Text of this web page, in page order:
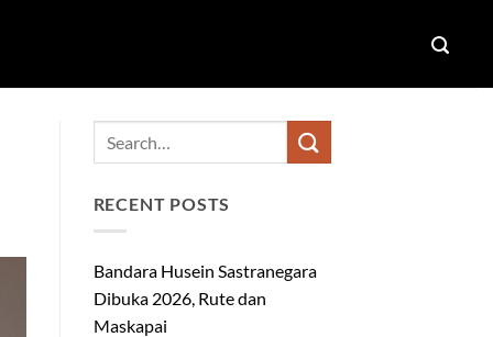
RECENT POSTS
Bandara Husein Sastranegara
Dibuka 2026, Rute dan
Maskapai